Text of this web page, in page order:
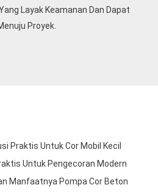
Layak Keamanan Dan Dapat
Proyek.
Praktis Untuk Cor Mobil Kecil
Untuk Pengecoran Modern
Manfaatnya Pompa Cor Beton